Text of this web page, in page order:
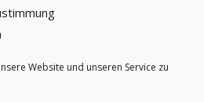
Website und unseren Service zu